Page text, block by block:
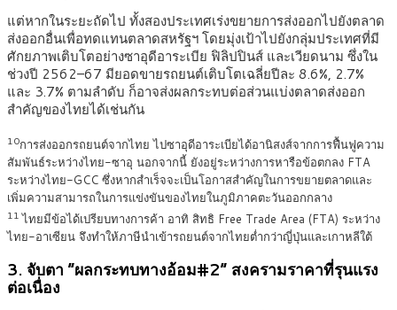
แต่หากในระยะถัดไป ทั้งสองประเทศเร่งขยายการส่งออกไปยังตลาด
ส่งออกอื่นเพื่อทดแทนตลาดสหรัฐฯ โดยมุ่งเป้าไปยังกลุ่มประเทศที่มี
ศักยภาพเติบโตอย่างซาอุดีอาระเบีย ฟิลิปปินส์ และเวียดนาม ซึ่งใน
ช่วงปี 2562–67 มียอดขายรถยนต์เติบโตเฉลี่ยปีละ 8.6%, 2.7%
และ 3.7% ตามลำดับ ก็อาจส่งผลกระทบต่อส่วนแบ่งตลาดส่งออก
สำคัญของไทยได้เช่นกัน
10การส่งออกรถยนต์จากไทย ไปซาอุดีอาระเบียได้อานิสงส์จากการฟื้นฟูความ
สัมพันธ์ระหว่างไทย-ซาอุ นอกจากนี้ ยังอยู่ระหว่างการหารือข้อตกลง FTA
ระหว่างไทย-GCC ซึ่งหากสำเร็จจะเป็นโอกาสสำคัญในการขยายตลาดและ
เพิ่มความสามารถในการแข่งขันของไทยในภูมิภาคตะวันออกกลาง
11ไทยมีข้อได้เปรียบทางการค้า อาทิ สิทธิ Free Trade Area (FTA) ระหว่าง
ไทย-อาเซียน จึงทำให้ภาษีนำเข้ารถยนต์จากไทยต่ำกว่าญี่ปุ่นและเกาหลีใต้
3. จับตา “ผลกระทบทางอ้อม#2” สงครามราคาที่รุนแรง
ต่อเนื่อง